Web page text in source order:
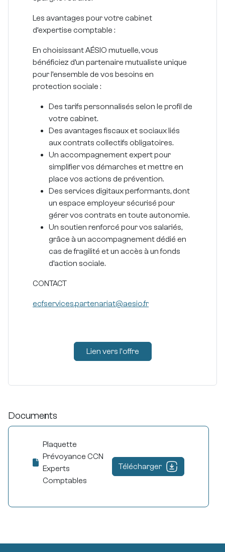
Les avantages pour votre cabinet
d’expertise comptable :
En choisissant AÉSIO mutuelle, vous
bénéficiez d’un partenaire mutualiste unique
pour l’ensemble de vos besoins en
protection sociale :
Des tarifs personnalisés selon le profil de
votre cabinet.
Des avantages fiscaux et sociauxliés
aux contrats collectifs obligatoires.
Un accompagnement expertpour
simplifier vos démarches et mettre en
place vos actions de prévention.
Des services digitaux performants, dont
un espace employeur sécurisé pour
gérer vos contrats en toute autonomie.
Un soutien renforcé pour vos salariés,
grâce à un accompagnement dédié en
cas de fragilité et un accès à un fonds
d’action sociale.
CONTACT
ecfservices.partenariat@aesio.fr
Lien vers l'offre
Documents
Plaquette
Prévoyance CCN
Experts
Comptables
Télécharger